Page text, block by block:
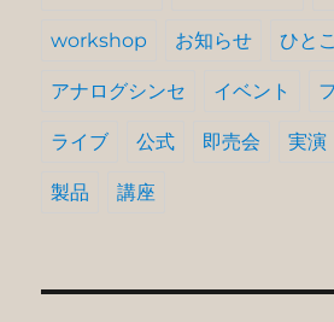
workshop お知らせ ひと
アナログシンセ イベント
ライブ 公式 即売会 実演
製品 講座